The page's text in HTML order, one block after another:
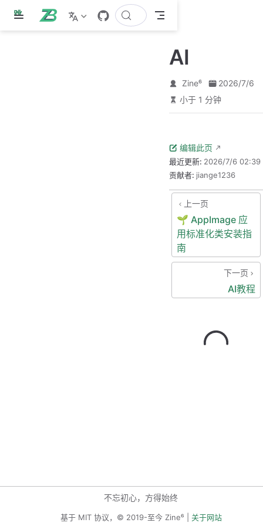
跳
AI
Zine⁶
2026/7/6
小于 1 分钟
编辑此页
最近更新: 2026/7/6 02:39
贡献者: jiange1236
上一页
🌱 AppImage 应
用标准化类安装指
南
下一页
AI教程
不忘初心，方得始终
基于 MIT 协议，© 2019-至今 Zine⁶ | 关于网站